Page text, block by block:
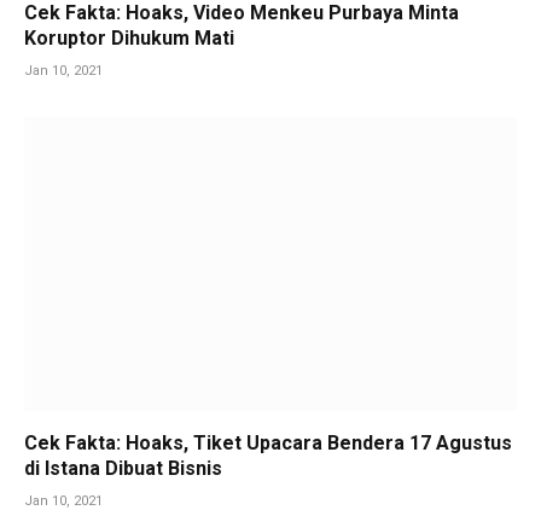
Cek Fakta: Hoaks, Video Menkeu Purbaya Minta
Koruptor Dihukum Mati
Jan 10, 2021
Cek Fakta: Hoaks, Tiket Upacara Bendera 17 Agustus
di Istana Dibuat Bisnis
Jan 10, 2021